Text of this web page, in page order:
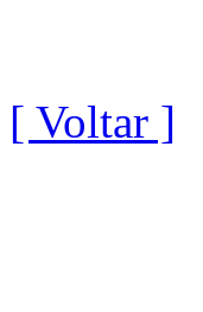
[ Voltar ]